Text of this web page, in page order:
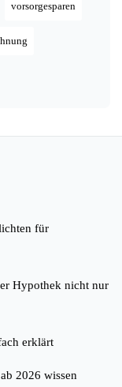
vorsorgesparen
für
Hypothek nicht nur
erklärt
2026 wissen